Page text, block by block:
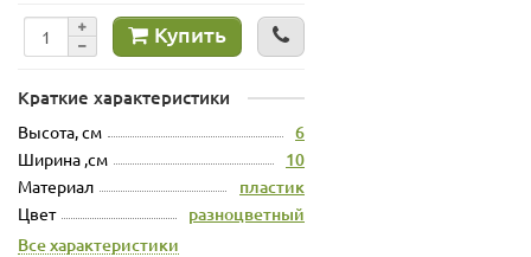
Купить
Краткие характеристики
Высота, см 6
Ширина ,см 10
Материал пластик
Цвет
разноцветный
Все характеристики